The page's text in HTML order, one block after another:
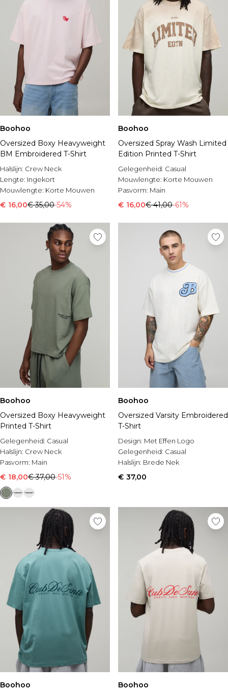
Boohoo
Oversized Boxy Heavyweight
BM Embroidered T-Shirt
Halslijn: Crew Neck
Lengte: Ingekort
Mouwlengte: Korte Mouwen
€ 16,00€ 35,00-54%
Boohoo
Oversized Spray Wash Limited
Edition Printed T-Shirt
Gelegenheid: Casual
Mouwlengte: Korte Mouwen
Pasvorm: Main
€ 16,00€ 41,00-61%
Boohoo
Oversized Boxy Heavyweight
Printed T-Shirt
Gelegenheid: Casual
Halslijn: Crew Neck
Pasvorm: Main
€ 18,00€ 37,00-51%
Boohoo
Oversized Varsity Embroidered
T-Shirt
Design: Met Effen Logo
Gelegenheid: Casual
Halslijn: Brede Nek
€ 37,00
Boohoo
Boohoo